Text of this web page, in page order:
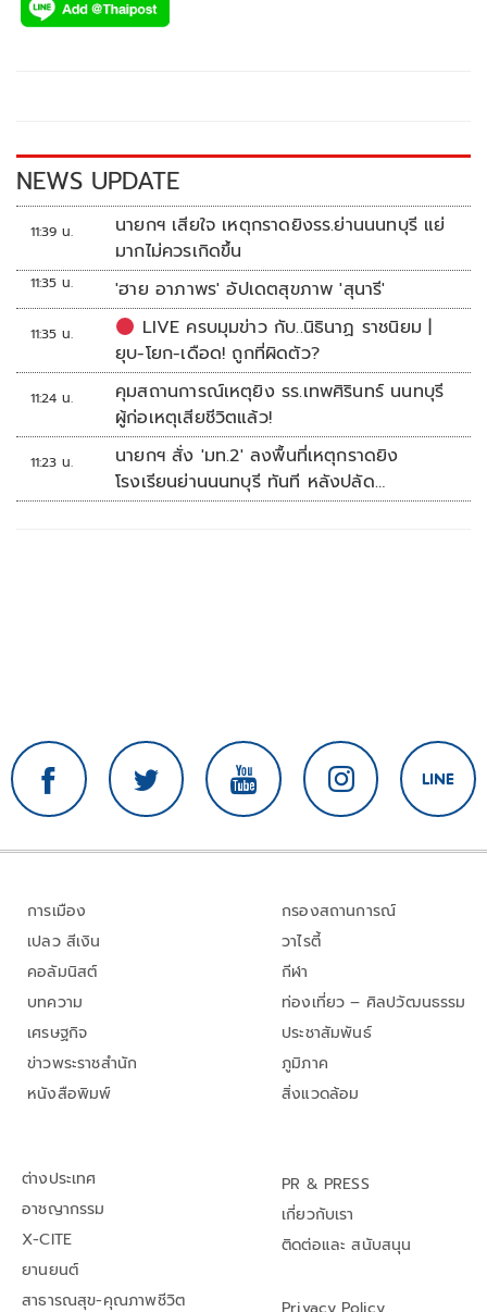
e
k
tt p
k
NEWS UPDATE
11:39 น.
นายกฯ เสียใจ เหตุกราดยิงรร.ย่านนนทบุรี แย่
มากไม่ควรเกิดขึ้น
11:35 น. 'ฮาย อาภาพร' อัปเดตสุขภาพ 'สุนารี'
11:35 น.
LIVE ครบมุมข่าว กับ..นิธินาฏ ราชนิยม |
ยุบ-โยก-เดือด! ถูกที่ผิดตัว?
11:24 น.
คุมสถานการณ์เหตุยิง รร.เทพศิรินทร์ นนทบุรี
ผู้ก่อเหตุเสียชีวิตแล้ว!
11:23 น.
นายกฯ สั่ง 'มท.2' ลงพื้นที่เหตุกราดยิง
โรงเรียนย่านนนทบุรี ทันที หลังปลัด
มท.รายงานความคืบหน้า
การเมือง
เปลว สีเงิน
คอลัมนิสต์
บทความ
เศรษฐกิจ
ข่าวพระราชสำนัก
หนังสือพิมพ์
กรองสถานการณ์
วาไรตี้
กีฬา
ท่องเที่ยว – ศิลปวัฒนธรรม
ประชาสัมพันธ์
ภูมิภาค
สิ่งแวดล้อม
ต่างประเทศ
อาชญากรรม
X-CITE
ยานยนต์
สาธารณสุข-คุณภาพชีวิต
PR & PRESS
เกี่ยวกับเรา
ติดต่อและ สนับสนุน